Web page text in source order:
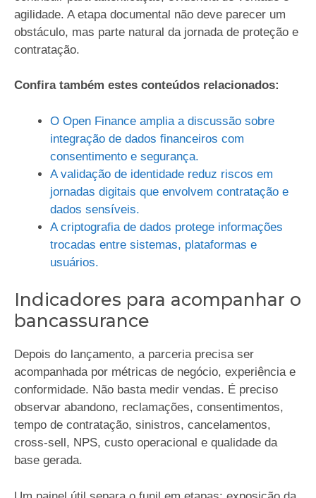
agilidade. A etapa documental não deve parecer um
obstáculo, mas parte natural da jornada de proteção e
contratação.
Confira também estes conteúdos relacionados:
O Open Finance amplia a discussão sobre
integração de dados financeiros com
consentimento e segurança.
A validação de identidade reduz riscos em
jornadas digitais que envolvem contratação e
dados sensíveis.
A criptografia de dados protege informações
trocadas entre sistemas, plataformas e
usuários.
Indicadores para acompanhar o
bancassurance
Depois do lançamento, a parceria precisa ser
acompanhada por métricas de negócio, experiência e
conformidade. Não basta medir vendas. É preciso
observar abandono, reclamações, consentimentos,
tempo de contratação, sinistros, cancelamentos,
cross-sell, NPS, custo operacional e qualidade da
base gerada.